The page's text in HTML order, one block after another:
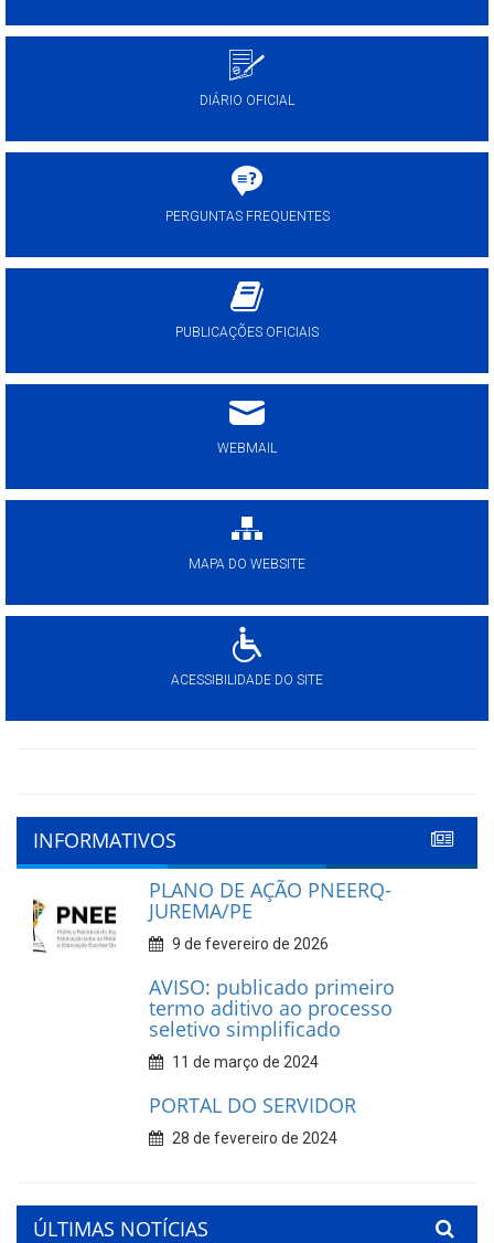
DIÁRIO OFICIAL
PERGUNTAS FREQUENTES
PUBLICAÇÕES OFICIAIS
WEBMAIL
MAPA DO WEBSITE
ACESSIBILIDADE DO SITE
INFORMATIVOS
PLANO DE AÇÃO PNEERQ-
JUREMA/PE
9 de fevereiro de 2026
AVISO: publicado primeiro
termo aditivo ao processo
seletivo simplificado
11 de março de 2024
PORTAL DO SERVIDOR
28 de fevereiro de 2024
ÚLTIMAS NOTÍCIAS